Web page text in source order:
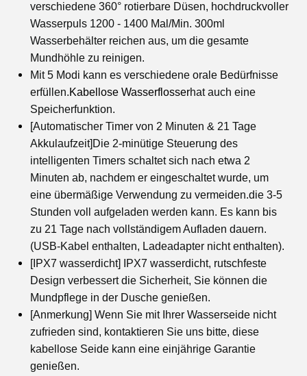
verschiedene 360° rotierbare Düsen, hochdruckvoller
Wasserpuls 1200 - 1400 Mal/Min. 300ml
Wasserbehälter reichen aus, um die gesamte
Mundhöhle zu reinigen.
Mit 5 Modi kann es verschiedene orale Bedürfnisse
erfüllen.Kabellose Wasserflosserhat auch eine
Speicherfunktion.
[Automatischer Timer von 2 Minuten & 21 Tage
Akkulaufzeit]Die 2-minütige Steuerung des
intelligenten Timers schaltet sich nach etwa 2
Minuten ab, nachdem er eingeschaltet wurde, um
eine übermäßige Verwendung zu vermeiden.die 3-5
Stunden voll aufgeladen werden kann. Es kann bis
zu 21 Tage nach vollständigem Aufladen dauern.
(USB-Kabel enthalten, Ladeadapter nicht enthalten).
[IPX7 wasserdicht] IPX7 wasserdicht, rutschfeste
Design verbessert die Sicherheit, Sie können die
Mundpflege in der Dusche genießen.
[Anmerkung] Wenn Sie mit Ihrer Wasserseide nicht
zufrieden sind, kontaktieren Sie uns bitte, diese
kabellose Seide kann eine einjährige Garantie
genießen.